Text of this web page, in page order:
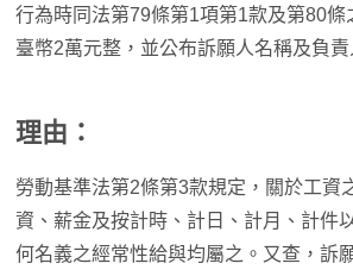
行為時同法第79條第1項第1款及第80
臺幣2萬元整，並公布訴願人名稱及負責
理由：
勞動基準法第2條第3款規定，關於工資
資、薪金及按計時、計日、計月、計件
何名義之經常性給與均屬之。又查，訴